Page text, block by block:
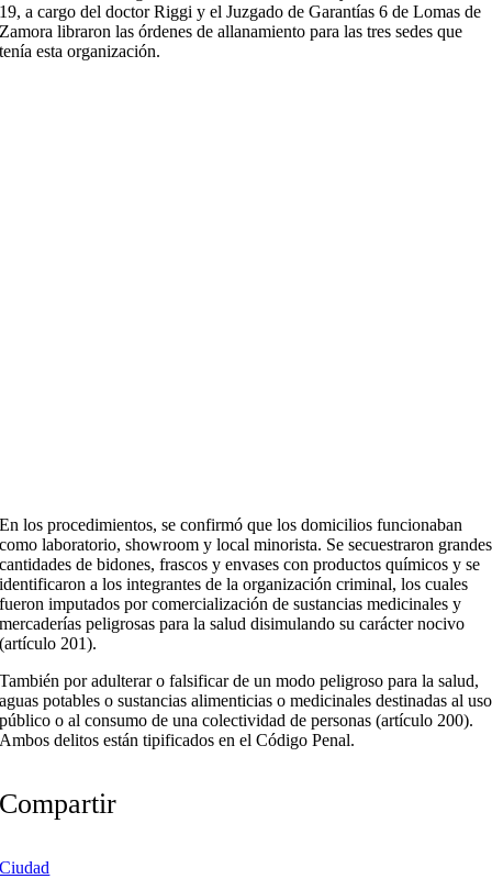
19, a cargo del doctor Riggi y el Juzgado de Garantías 6 de Lomas de
Zamora libraron las órdenes de allanamiento para las tres sedes que
tenía esta organización.
En los procedimientos, se confirmó que los domicilios funcionaban
como laboratorio, showroom y local minorista. Se secuestraron grandes
cantidades de bidones, frascos y envases con productos químicos y se
identificaron a los integrantes de la organización criminal, los cuales
fueron imputados por comercialización de sustancias medicinales y
mercaderías peligrosas para la salud disimulando su carácter nocivo
(artículo 201).
También por adulterar o falsificar de un modo peligroso para la salud,
aguas potables o sustancias alimenticias o medicinales destinadas al uso
público o al consumo de una colectividad de personas (artículo 200).
Ambos delitos están tipificados en el Código Penal.
Compartir
Ciudad